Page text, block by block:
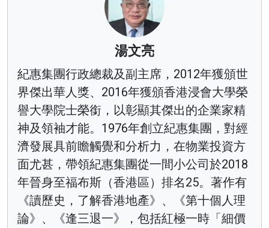
湯文亮
紀惠集團行政總裁及副主席，2012年獲頒世
界傑出華人獎、2016年獲頒香港浸會大學榮
譽大學院士榮銜，以彰顯其傑出的企業家精
神及領袖才能。1976年創立紀惠集團，對經
濟發展具前瞻觸覺和分析力，在物業投資方
面尤甚，帶領紀惠集團從一間小公司於2018
年晉身至福布斯（香港區）排名25。著作有
《讀歷史，了解香港地產》、《第十個人理
論》、《逢三退一》，包括紅極一時「細價